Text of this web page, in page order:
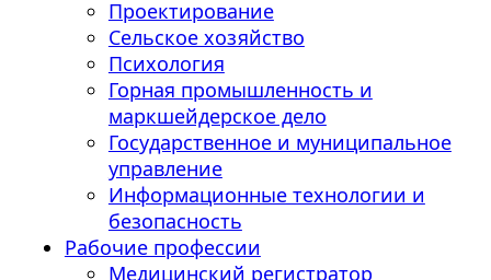
Проектирование
Сельское хозяйство
Психология
Горная промышленность и
маркшейдерское дело
Государственное и муниципальное
управление
Информационные технологии и
безопасность
Рабочие профессии
Медицинский регистратор